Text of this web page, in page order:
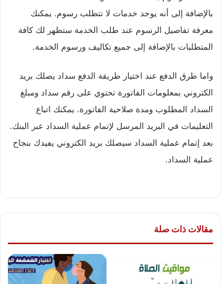
بالإضافة إلى أنه يوجد خدمات لا تتطلب رسوم. يمكنك
معرفة تفاصيل الرسوم عند طلب الخدمة ستظهر لك كافة
المتطلبات بالإضافة إلى جميع تكاليف ورسوم الخدمة.
واما طرق الدفع عند اختيار طريقة الدفع سداد يصلك بريد
الكتروني بمعلومات الفاتورة تحتوي على رقم سداد ومبلغ
السداد المطلوب ومدة صلاحية الفاتورة. يمكنك اتباع
التعليمات في البريد المرسل لإتمام عملية السداد عبر البنك.
بعد إتمام عملية السداد سيصلك بريد الكتروني يفيدك بنجاح
عملية السداد.
مقالات ذات صلة